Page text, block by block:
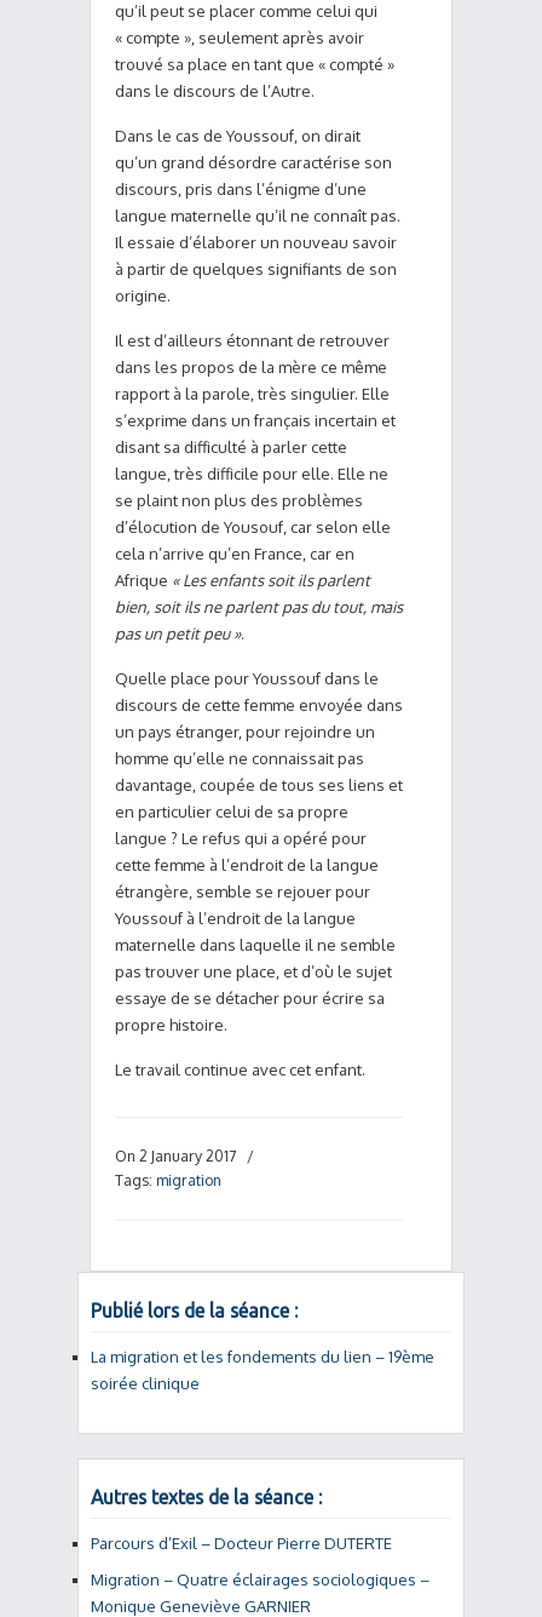
qu’il peut se placer comme celui qui
« compte », seulement après avoir
trouvé sa place en tant que « compté »
dans le discours de l’Autre.
Dans le cas de Youssouf, on dirait
qu’un grand désordre caractérise son
discours, pris dans l’énigme d’une
langue maternelle qu’il ne connaît pas.
Il essaie d’élaborer un nouveau savoir
à partir de quelques signifiants de son
origine.
Il est d’ailleurs étonnant de retrouver
dans les propos de la mère ce même
rapport à la parole, très singulier. Elle
s’exprime dans un français incertain et
disant sa difficulté à parler cette
langue, très difficile pour elle. Elle ne
se plaint non plus des problèmes
d’élocution de Yousouf, car selon elle
cela n’arrive qu’en France, car en
Afrique « Les enfants soit ils parlent
bien, soit ils ne parlent pas du tout, mais
pas un petit peu ».
Quelle place pour Youssouf dans le
discours de cette femme envoyée dans
un pays étranger, pour rejoindre un
homme qu’elle ne connaissait pas
davantage, coupée de tous ses liens et
en particulier celui de sa propre
langue ? Le refus qui a opéré pour
cette femme à l’endroit de la langue
étrangère, semble se rejouer pour
Youssouf à l’endroit de la langue
maternelle dans laquelle il ne semble
pas trouver une place, et d’où le sujet
essaye de se détacher pour écrire sa
propre histoire.
Le travail continue avec cet enfant.
On 2 January 2017
/
Tags: migration
Publié lors de la séance :
La migration et les fondements du lien – 19ème
soirée clinique
Autres textes de la séance :
Parcours d’Exil – Docteur Pierre DUTERTE
Migration – Quatre éclairages sociologiques –
Monique Geneviève GARNIER